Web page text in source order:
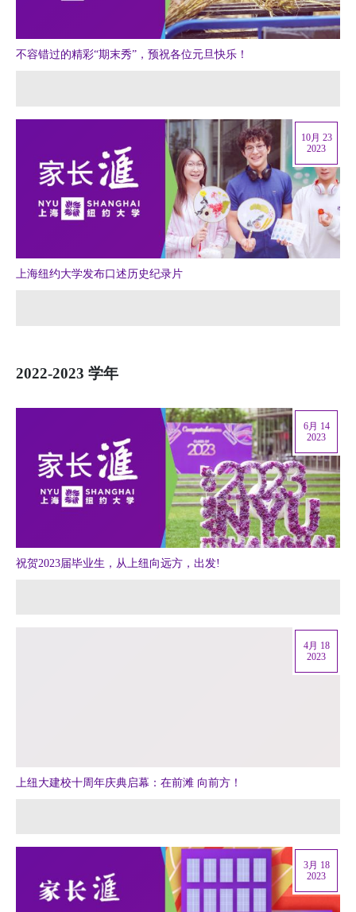
不容错过的精彩“期末秀”，预祝各位元旦快乐！
上海纽约大学发布口述历史纪录片
10月 23
2023
2022-2023 学年
祝贺2023届毕业生，从上纽向远方，出发!
6月 14
2023
上纽大建校十周年庆典启幕：在前滩 向前方！
4月 18
2023
3月 18
2023